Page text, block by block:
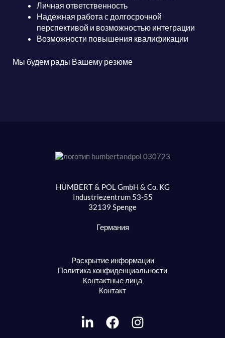
Личная ответственность
Надежная работа с долгосрочной
перспективой и возможностью интеграции
Возможности повышения квалификации
Мы будем рады Вашему резюме
HUMBERT & POL GmbH & Co. KG
Industriezentrum 53-55
32139 Spenge
Германия
Раскрытие информации
Политика конфиденциальности
Контактные лица
Контакт